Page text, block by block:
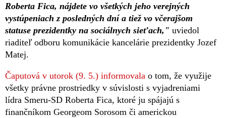
Roberta Fica, nájdete vo všetkých jeho verejných
vystúpeniach z posledných dní a tiež vo včerajšom
statuse prezidentky na sociálnych sieťach," uviedol
riaditeľ odboru komunikácie kancelárie prezidentky Jozef
Matej.
Čaputová v utorok (9. 5.) informovala o tom, že využije
všetky právne prostriedky v súvislosti s vyjadreniami
lídra Smeru-SD Roberta Fica, ktoré ju spájajú s
finančníkom Georgeom Sorosom či americkou